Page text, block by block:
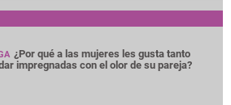
¿Por qué a las mujeres les gusta tanto
impregnadas con el olor de su pareja?